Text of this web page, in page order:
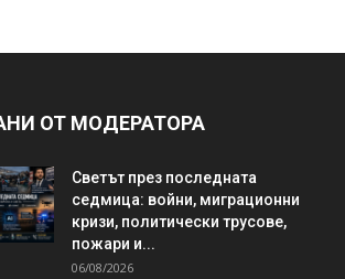
ОТ МОДЕРАТОРА
Светът през последната
седмица: войни, миграционни
кризи, политически трусове,
пожари и...
06/08/2026